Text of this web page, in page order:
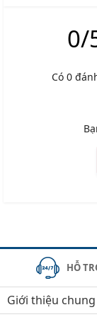
#vietparts
#phugiaoto
VIETPARTS -
Địa chỉ: 434
Hotline: 0945
0/
Có 0
HỖ
Giới thiệu chung